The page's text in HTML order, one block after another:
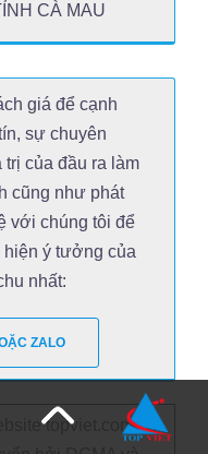
CÀ MAU
giá để cạnh
sự chuyên
trị của đầu ra làm
cũng như phát
với chúng tôi để
ý tưởng của
nhất:
ZALO
topviet.com.vn